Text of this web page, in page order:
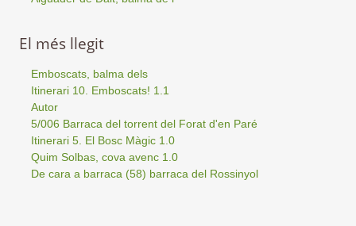
El més llegit
Emboscats, balma dels
Itinerari 10. Emboscats! 1.1
Autor
5/006 Barraca del torrent del Forat d'en Paré
Itinerari 5. El Bosc Màgic 1.0
Quim Solbas, cova avenc 1.0
De cara a barraca (58) barraca del Rossinyol